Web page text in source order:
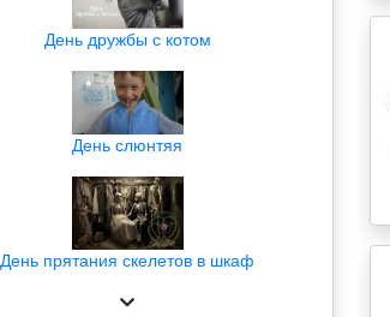
День дружбы с котом
День слюнтяя
День прятания скелетов в шкаф